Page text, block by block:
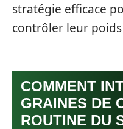
stratégie efficace
contrôler leur poids
COMMENT
GRAINES DE
ROUTINE DU